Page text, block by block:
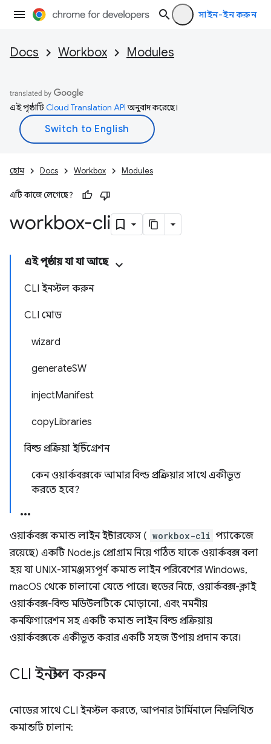
সাইন-ইন করুন
Docs Workbox Modules
এই পৃষ্ঠাটিCloud Translation APIঅনুবাদ করেছে।
হোম Docs Workbox Modules
এটি কাজে লেগেছে?
workbox-cli
এই পৃষ্ঠায় যা যা আছে
CLI ইনস্টল করুন
CLI মোড
wizard
generateSW
injectManifest
copyLibraries
বিল্ড প্রক্রিয়া ইন্টিগ্রেশন
কেন ওয়ার্কবক্সকে আমার বিল্ড প্রক্রিয়ার সাথে একীভূত
করতে হবে?
ওয়ার্কবক্স কমান্ড লাইন ইন্টারফেস ( workbox-cli প্যাকেজে
রয়েছে) একটি Node.js প্রোগ্রাম নিয়ে গঠিত যাকে ওয়ার্কবক্স বলা
হয় যা UNIX-সামঞ্জস্যপূর্ণ কমান্ড লাইন পরিবেশের Windows,
macOS থেকে চালানো যেতে পারে। হুডের নিচে, ওয়ার্কবক্স-ক্লাই
ওয়ার্কবক্স-বিল্ড মডিউলটিকে মোড়ানো, এবং নমনীয়
কনফিগারেশন সহ একটি কমান্ড লাইন বিল্ড প্রক্রিয়ায়
ওয়ার্কবক্সকে একীভূত করার একটি সহজ উপায় প্রদান করে।
CLI ইনস্টল করুন
নোডের সাথে CLI ইনস্টল করতে, আপনার টার্মিনালে নিম্নলিখিত
কমান্ডটি চালান: